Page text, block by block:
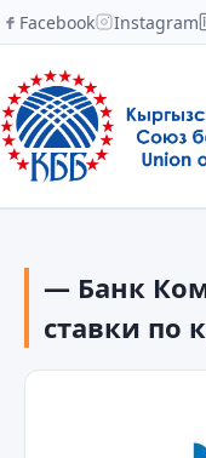
Facebook Instagram
Новости
Академия
Члены и
Сотрудничество
— Банк
ставки по